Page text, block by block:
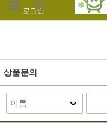
로그인 회원
상품문의